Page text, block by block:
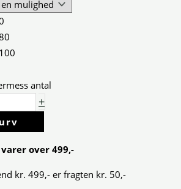
antal
+
over 499,-
kr. 499,- er fragten kr. 50,-